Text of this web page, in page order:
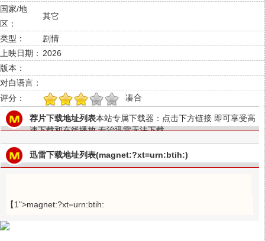
国家/地
区：
其它
类型：
剧情
上映日期： 2026
版本：
对白语言：
评分：
1 3 4 5 凑合
荐片下载地址列表本站专属下载器：点击下方链接 即可享受高
速下载和在线播放 专治迅雷无法下载
迅雷下载地址列表(magnet:?xt=urn:btih:)
【1">magnet:?xt=urn:btih: